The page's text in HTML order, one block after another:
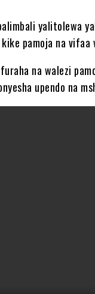
yalitolewa
pamoja na
na walezi
upendo na